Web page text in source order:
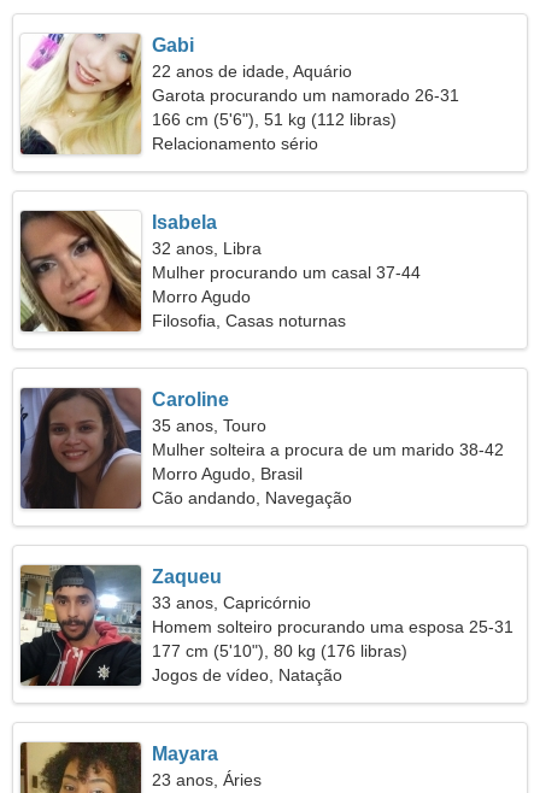
Gabi
22 anos de idade, Aquário
Garota procurando um namorado 26-31
166 cm (5'6"), 51 kg (112 libras)
Relacionamento sério
Isabela
32 anos, Libra
Mulher procurando um casal 37-44
Morro Agudo
Filosofia, Casas noturnas
Caroline
35 anos, Touro
Mulher solteira a procura de um marido 38-42
Morro Agudo, Brasil
Cão andando, Navegação
Zaqueu
33 anos, Capricórnio
Homem solteiro procurando uma esposa 25-31
177 cm (5'10"), 80 kg (176 libras)
Jogos de vídeo, Natação
Mayara
23 anos, Áries